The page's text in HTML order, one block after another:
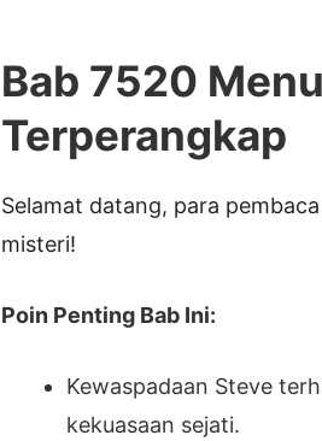
Bab 7520
Terperangkap
Selamat datang, para
misteri!
Poin Penting Bab Ini:
Kewaspadaan Steve
kekuasaan sejati.